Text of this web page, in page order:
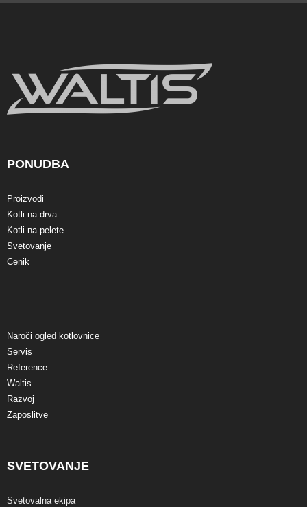
PONUDBA
Proizvodi
Kotli na drva
Kotli na pelete
Svetovanje
Cenik
Naroči ogled kotlovnice
Servis
Reference
Waltis
Razvoj
Zaposlitve
SVETOVANJE
Svetovalna ekipa